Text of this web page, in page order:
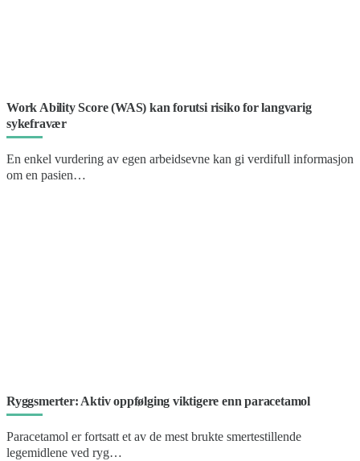
Work Ability Score (WAS) kan forutsi risiko for langvarig
sykefravær
En enkel vurdering av egen arbeidsevne kan gi verdifull informasjon
om en pasien…
Ryggsmerter: Aktiv oppfølging viktigere enn paracetamol
Paracetamol er fortsatt et av de mest brukte smertestillende
legemidlene ved ryg…